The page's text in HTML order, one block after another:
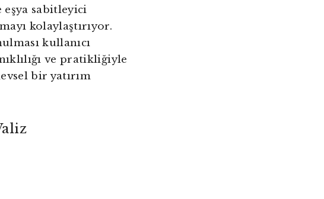
sabitleyici
kolaylaştırıyor.
kullanıcı
ve pratikliğiyle
bir yatırım